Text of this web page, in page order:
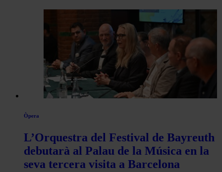
Òpera
L’Orquestra del Festival de Bayreuth
debutarà al Palau de la Música en la
seva tercera visita a Barcelona